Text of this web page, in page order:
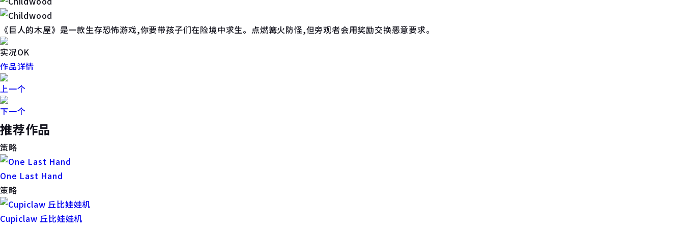
《巨人的木屋》是一款生存恐怖游戏,你要带孩子们在险境中求生。点燃篝火防怪,但旁观者会用奖励交换恶意要求。
实况OK
作品详情
上一个
下一个
推荐作品
策略
One Last Hand
策略
Cupiclaw 丘比娃娃机